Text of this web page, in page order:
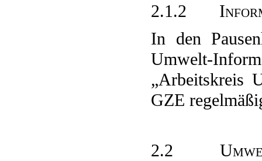
2.1.2
In den
Umwelt-
„Arbeitskreis
GZE
2.2 Umwelt